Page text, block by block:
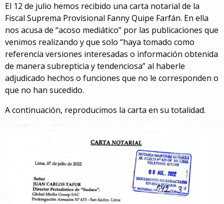
El 12 de julio hemos recibido una carta notarial de la
Fiscal Suprema Provisional Fanny Quipe Farfán. En ella
nos acusa de “acoso mediático” por las publicaciones que
venimos realizando y que solo “haya tomado como
referencia versiones interesadas o información obtenida
de manera subrepticia y tendenciosa” al haberle
adjudicado hechos o funciones que no le corresponden o
que no han sucedido.
A continuación, reproducimos la carta en su totalidad.